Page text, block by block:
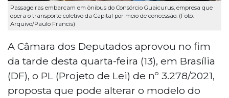
Passageiras embarcam em ônibus do Consórcio Guaicurus, empresa que
opera o transporte coletivo da Capital por meio de concessão. (Foto:
Arquivo/Paulo Francis)
A Câmara dos Deputados aprovou no fim
da tarde desta quarta-feira (13), em Brasília
(DF), o PL (Projeto de Lei) de nº 3.278/2021,
proposta que pode alterar o modelo do